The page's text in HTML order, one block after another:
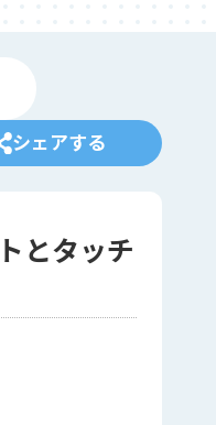
シェアする
とタッチ